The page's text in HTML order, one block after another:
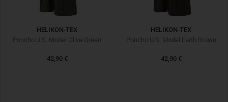
HELIKON-TEX
Poncho U.S. Model Olive Green
42,90 €
HELIKON-TEX
Poncho U.S. Model Earth Brown
42,90 €